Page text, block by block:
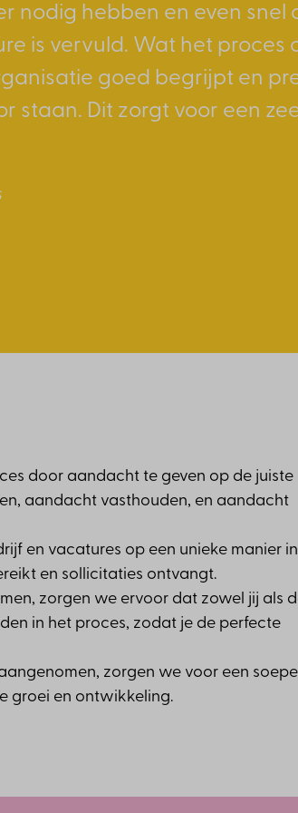
anders meer. Alhoewel ik
was de eerste
van een nieuwe collega
waarbij het vinden
nodig hebben en even snel
is vervuld. Wat het proces
goed begrijpt en
staan. Dit zorgt voor een
door aandacht te geven op de juiste
aandacht vasthouden, en aandacht
en vacatures op een unieke manier in
en sollicitaties ontvangt.
zorgen we ervoor dat zowel jij als
in het proces, zodat je de perfecte
zorgen we voor een
groei en ontwikkeling.